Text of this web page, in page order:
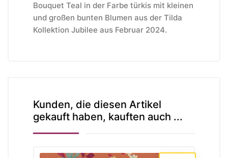
Bouquet Teal in der Farbe türkis mit kleinen
und großen bunten Blumen aus der Tilda
Kollektion Jubilee aus Februar 2024.
Kunden, die diesen Artikel
gekauft haben, kauften auch ...